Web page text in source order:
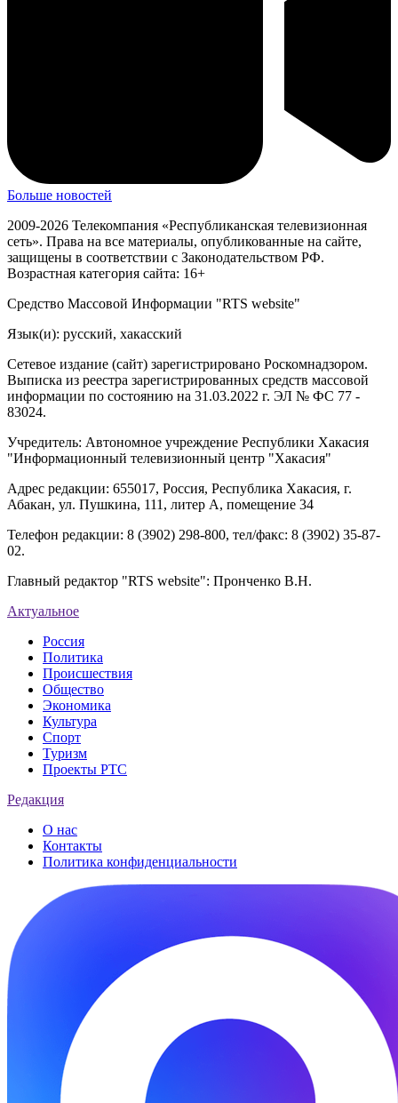
Больше новостей
2009-2026 Телекомпания «Республиканская телевизионная
сеть». Права на все материалы, опубликованные на сайте,
защищены в соответствии с Законодательством РФ.
Возрастная категория сайта: 16+
Средство Массовой Информации "RTS website"
Язык(и): русский, хакасский
Сетевое издание (сайт) зарегистрировано Роскомнадзором.
Выписка из реестра зарегистрированных средств массовой
информации по состоянию на 31.03.2022 г. ЭЛ № ФС 77 -
83024.
Учредитель: Автономное учреждение Республики Хакасия
"Информационный телевизионный центр "Хакасия"
Адрес редакции: 655017, Россия, Республика Хакасия, г.
Абакан, ул. Пушкина, 111, литер А, помещение 34
Телефон редакции: 8 (3902) 298-800, тел/факс: 8 (3902) 35-87-
02.
Главный редактор "RTS website": Пронченко В.Н.
Актуальное
Россия
Политика
Происшествия
Общество
Экономика
Культура
Спорт
Туризм
Проекты РТС
Редакция
О нас
Контакты
Политика конфиденциальности